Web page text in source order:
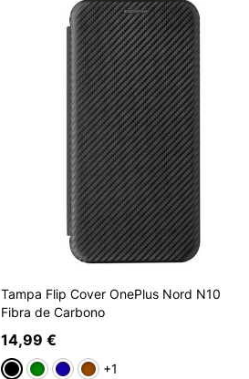
Tampa Flip Cover OnePlus Nord N10
Fibra de Carbono
14,99 €
PretoVerdeAzul Escuro
Castanho
+1